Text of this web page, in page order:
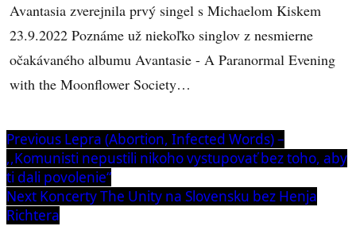
Avantasia zverejnila prvý singel s Michaelom Kiskem
23.9.2022 Poznáme už niekoľko singlov z nesmierne
očakávaného albumu Avantasie - A Paranormal Evening
with the Moonflower Society…
Navigácia
v
článku
Previous Previous
post:
Lepra (Abortion, Infected Words) –
,,Komunisti nepustili nikoho vystupovať bez toho, aby
ti dali povolenie“
Next Next
post:
Koncerty The Unity na Slovensku bez Henja
Richtera